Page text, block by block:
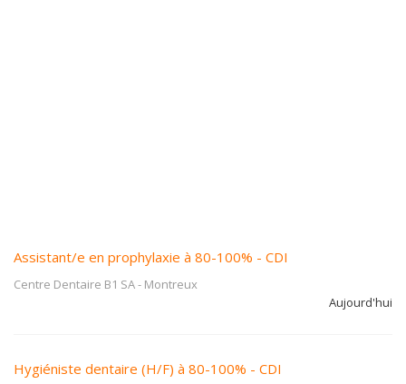
Assistant/e en prophylaxie à 80-100% - CDI
Centre Dentaire B1 SA- Montreux
Aujourd'hui
Hygiéniste dentaire (H/F) à 80-100% - CDI